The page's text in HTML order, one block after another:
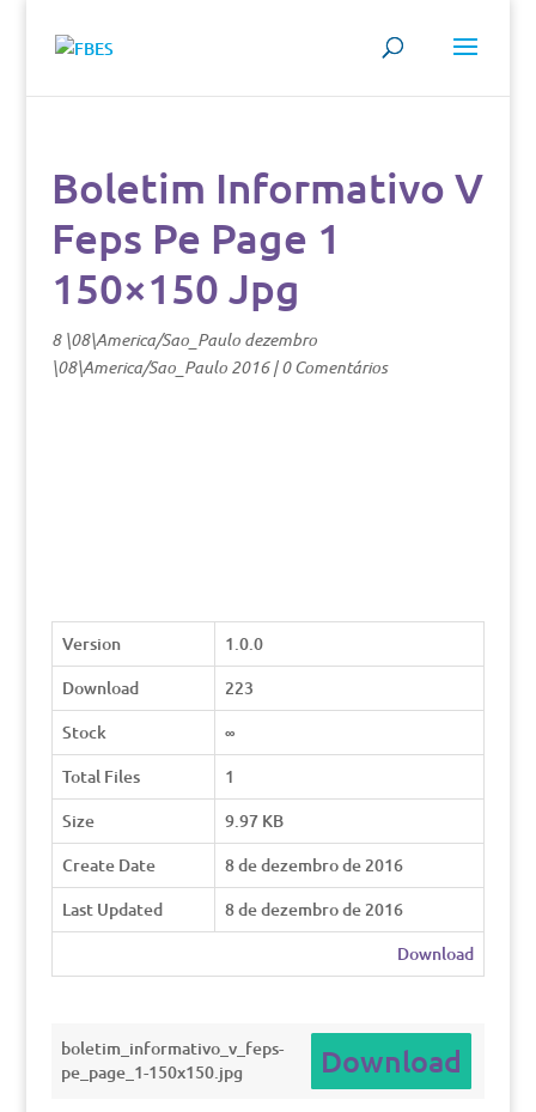
Boletim Informativo V
Feps Pe Page 1
150×150 Jpg
8 \08\America/Sao_Paulo dezembro
\08\America/Sao_Paulo 2016|0 Comentários
Version
1.0.0
Download
223
Stock
∞
Total Files
1
Size
9.97 KB
Create Date
8 de dezembro de 2016
Last Updated
8 de dezembro de 2016
Download
boletim_informativo_v_feps-
pe_page_1-150x150.jpg
Download